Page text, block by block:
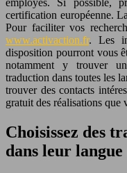
certification européenne.
Pour faciliter vos
www.activaction.fr. Les
disposition pourront vous
notamment y trouver
traduction dans toutes les
trouver des contacts
gratuit des réalisations que
Choisissez des
dans leur